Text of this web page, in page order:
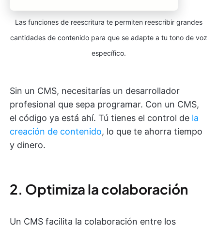
Las funciones de reescritura te permiten reescribir grandes
cantidades de contenido para que se adapte a tu tono de voz
específico.
Sin un CMS, necesitarías un desarrollador
profesional que sepa programar. Con un CMS,
el código ya está ahí. Tú tienes el control de la
creación de contenido, lo que te ahorra tiempo
y dinero.
2. Optimiza la colaboración
Un CMS facilita la colaboración entre los